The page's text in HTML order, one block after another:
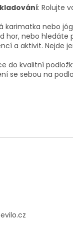
: Rolujte
karimatka nebo
hor, nebo hledáte
a aktivit. Nejde
do kvalitní
se sebou na
evilo.cz